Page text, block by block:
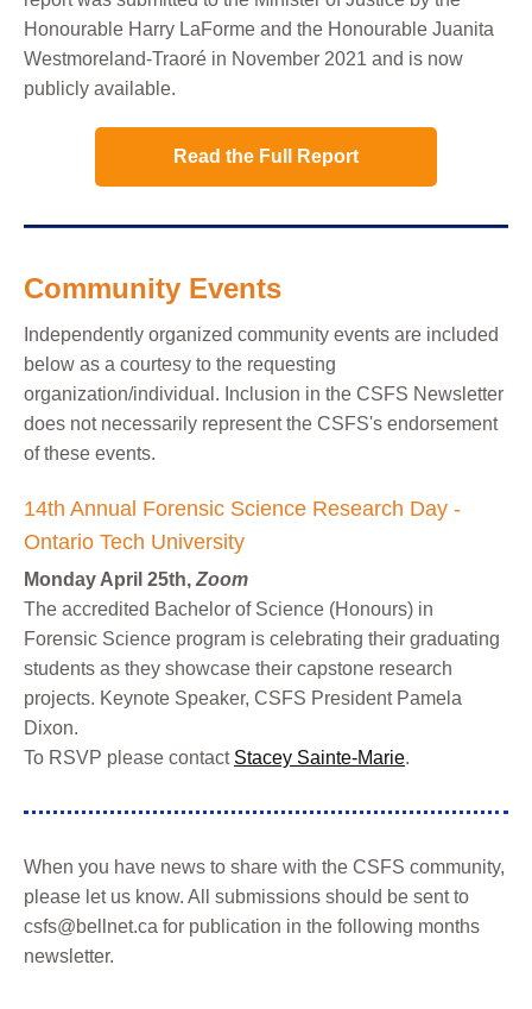
Honourable Harry LaForme and the Honourable Juanita
Westmoreland-Traoré in November 2021 and is now
publicly available.
Read the Full Report
Community Events
Independently organized community events are included
below as a courtesy to the requesting
organization/individual. Inclusion in the CSFS Newsletter
does not necessarily represent the CSFS's endorsement
of these events.
14th Annual Forensic Science Research Day -
Ontario Tech University
Monday April 25th, Zoom
The accredited Bachelor of Science (Honours) in
Forensic Science program is celebrating their graduating
students as they showcase their capstone research
projects. Keynote Speaker, CSFS President Pamela
Dixon.
To RSVP please contact Stacey Sainte-Marie.
When you have news to share with the CSFS community,
please let us know. All submissions should be sent to
csfs@bellnet.ca for publication in the following months
newsletter.